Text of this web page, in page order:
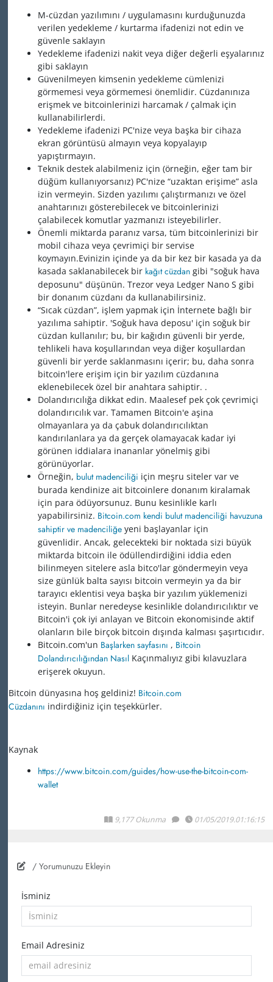
M-cüzdan yazılımını / uygulamasını kurduğunuzda
verilen yedekleme / kurtarma ifadenizi not edin ve
güvenle saklayın
Yedekleme ifadenizi nakit veya diğer değerli eşyalarınız
gibi saklayın
Güvenilmeyen kimsenin yedekleme cümlenizi
görmemesi veya görmemesi önemlidir. Cüzdanınıza
erişmek ve bitcoinlerinizi harcamak / çalmak için
kullanabilirlerdi.
Yedekleme ifadenizi PC'nize veya başka bir cihaza
ekran görüntüsü almayın veya kopyalayıp
yapıştırmayın.
Teknik destek alabilmeniz için (örneğin, eğer tam bir
düğüm kullanıyorsanız) PC'nize “uzaktan erişime” asla
izin vermeyin. Sizden yazılımı çalıştırmanızı ve özel
anahtarınızı gösterebilecek ve bitcoinlerinizi
çalabilecek komutlar yazmanızı isteyebilirler.
Önemli miktarda paranız varsa, tüm bitcoinlerinizi bir
mobil cihaza veya çevrimiçi bir servise
koymayın.Evinizin içinde ya da bir kez bir kasada ya da
kasada saklanabilecek bir kağıt cüzdan gibi "soğuk hava
deposunu" düşünün. Trezor veya Ledger Nano S gibi
bir donanım cüzdanı da kullanabilirsiniz.
“Sıcak cüzdan”, işlem yapmak için İnternete bağlı bir
yazılıma sahiptir. 'Soğuk hava deposu' için soğuk bir
cüzdan kullanılır; bu, bir kağıdın güvenli bir yerde,
tehlikeli hava koşullarından veya diğer koşullardan
güvenli bir yerde saklanmasını içerir; bu, daha sonra
bitcoin'lere erişim için bir yazılım cüzdanına
eklenebilecek özel bir anahtara sahiptir. .
Dolandırıcılığa dikkat edin. Maalesef pek çok çevrimiçi
dolandırıcılık var. Tamamen Bitcoin'e aşina
olmayanlara ya da çabuk dolandırıcılıktan
kandırılanlara ya da gerçek olamayacak kadar iyi
görünen iddialara inananlar yönelmiş gibi
görünüyorlar.
Örneğin, bulut madenciliği için meşru siteler var ve
burada kendinize ait bitcoinlere donanım kiralamak
için para ödüyorsunuz. Bunu kesinlikle karlı
yapabilirsiniz. Bitcoin.com kendi bulut madenciliği havuzuna
sahiptir ve madenciliğe yeni başlayanlar için
güvenlidir. Ancak, gelecekteki bir noktada sizi büyük
miktarda bitcoin ile ödüllendirdiğini iddia eden
bilinmeyen sitelere asla bitco'lar göndermeyin veya
size günlük balta sayısı bitcoin vermeyin ya da bir
tarayıcı eklentisi veya başka bir yazılım yüklemenizi
isteyin. Bunlar neredeyse kesinlikle dolandırıcılıktır ve
Bitcoin'i çok iyi anlayan ve Bitcoin ekonomisinde aktif
olanların bile birçok bitcoin dışında kalması şaşırtıcıdır.
Bitcoin.com'un Başlarken sayfasını , Bitcoin
Dolandırıcılığından Nasıl Kaçınmalıyız gibi kılavuzlara
erişerek okuyun.
Bitcoin dünyasına hoş geldiniz! Bitcoin.com
Cüzdanını indirdiğiniz için teşekkürler.
Kaynak
https://www.bitcoin.com/guides/how-use-the-bitcoin-com-
wallet
9,177 Okunma 01/05/2019.01:16:15
/ Yorumunuzu Ekleyin
İsminiz
Email Adresiniz